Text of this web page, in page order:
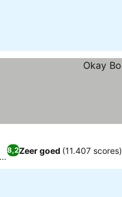
8,2Zeer goed (11.407 scores)